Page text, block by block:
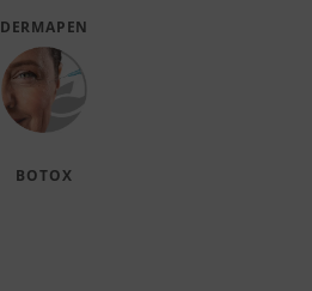
DERMAPEN
BOTOX